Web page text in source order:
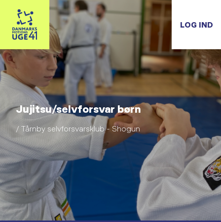
LOG IND
Jujitsu/selvforsvar børn
/ Tårnby selvforsvarsklub - Shogun